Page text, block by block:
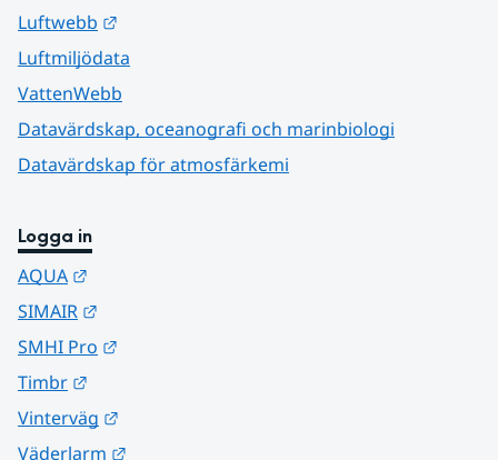
Luftwebb
Luftmiljödata
VattenWebb
Datavärdskap, oceanografi och marinbiologi
Datavärdskap för atmosfärkemi
Logga in
AQUA
SIMAIR
SMHI Pro
Timbr
Vinterväg
Väderlarm